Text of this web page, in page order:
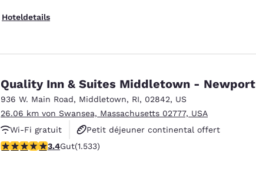
Hoteldetails
Quality Inn & Suites Middletown - Newport
936 W. Main Road, Middletown, RI, 02842, US
26.06 km von Swansea, Massachusetts 02777, USA
Wi-Fi gratuit
Petit déjeuner continental offert
Petit déjeuner chaud offert
3.37-Sterne-Bewertung. Gut. 1533 Bewertungen
3.4Gut(1.533)